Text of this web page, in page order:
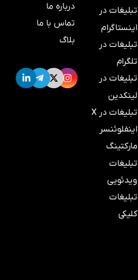
تبلیغات در
اینستاگرام
تبلیغات در
تلگرام
تبلیغات در
لینکدین
تبلیغات در X
اینفلوئنسر
مارکتینگ
تبلیغات
ویدئویی
تبلیغات
کلیکی
درباره ما
تماس با ما
بلاگ